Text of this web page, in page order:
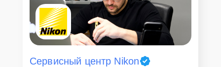
Сервисный центр Nikon